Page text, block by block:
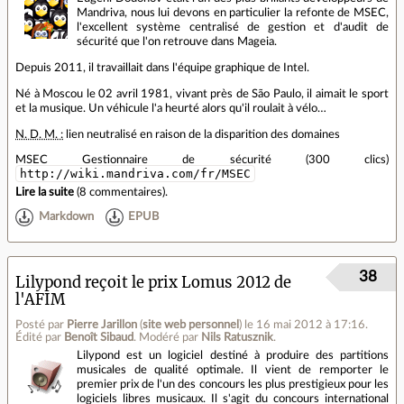
Mandriva, nous lui devons en particulier la refonte de MSEC,
l'excellent système centralisé de gestion et d'audit de
sécurité que l'on retrouve dans Mageia.
Depuis 2011, il travaillait dans l'équipe graphique de Intel.
Né à Moscou le 02 avril 1981, vivant près de São Paulo, il aimait le sport
et la musique. Un véhicule l'a heurté alors qu'il roulait à vélo…
N. D. M. : lien neutralisé en raison de la disparition des domaines
MSEC Gestionnaire de sécurité (300 clics)
http://wiki.mandriva.com/fr/MSEC
Lire la suite (8 commentaires).
Markdown EPUB
Lilypond reçoit le prix Lomus 2012 de
l'AFIM
Posté par Pierre Jarillon (site web personnel ) le 16 mai 2012 à 17:16.
Édité par Benoît Sibaud. Modéré par Nils Ratusznik.
38
Lilypond est un logiciel destiné à produire des partitions
musicales de qualité optimale. Il vient de remporter le
premier prix de l'un des concours les plus prestigieux pour les
logiciels libres musicaux. Il s'agit du concours international